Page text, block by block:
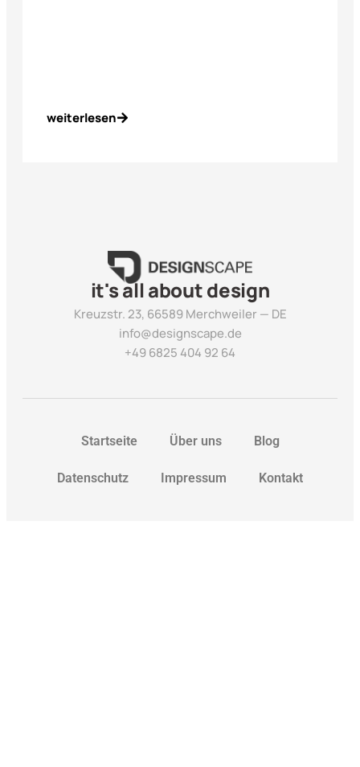
weiterlesen
it's all about design
Kreuzstr. 23, 66589 Merchweiler — DE
info@designscape.de
+49 6825 404 92 64
Startseite Über uns Blog
Datenschutz Impressum Kontakt